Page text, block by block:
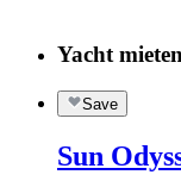
Yacht
Save
Sun